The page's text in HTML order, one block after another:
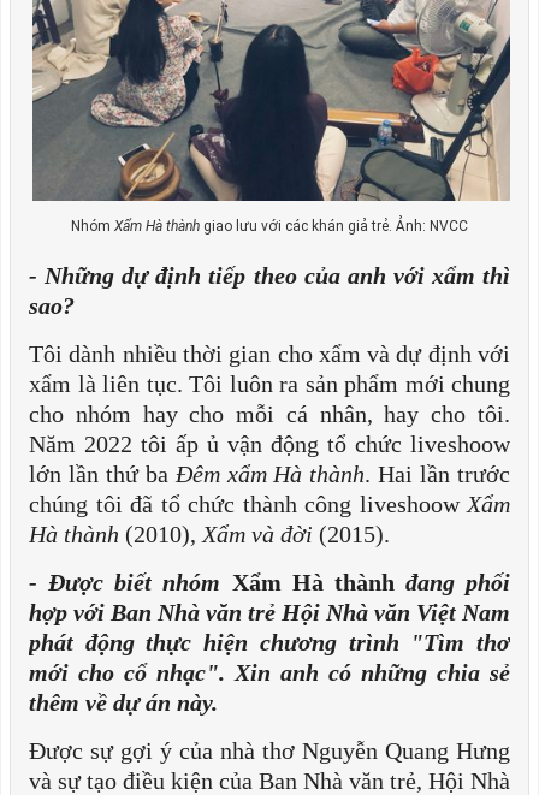
Nhóm Xẩm Hà thành giao lưu với các khán giả trẻ. Ảnh: NVCC
- Những dự định tiếp theo của anh với xẩm thì
sao?
Tôi dành nhiều thời gian cho xẩm và dự định với
xẩm là liên tục. Tôi luôn ra sản phẩm mới chung
cho nhóm hay cho mỗi cá nhân, hay cho tôi.
Năm 2022 tôi ấp ủ vận động tổ chức liveshoow
lớn lần thứ ba Đêm xẩm Hà thành. Hai lần trước
chúng tôi đã tổ chức thành công liveshoow Xẩm
Hà thành (2010), Xẩm và đời (2015).
- Được biết nhóm Xẩm Hà thành đang phối
hợp với Ban Nhà văn trẻ Hội Nhà văn Việt Nam
phát động thực hiện chương trình "Tìm thơ
mới cho cổ nhạc". Xin anh có những chia sẻ
thêm về dự án này.
Được sự gợi ý của nhà thơ Nguyễn Quang Hưng
và sự tạo điều kiện của Ban Nhà văn trẻ, Hội Nhà